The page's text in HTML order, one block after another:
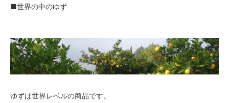
■世界の中のゆず
ゆずは世界レベルの商品です。